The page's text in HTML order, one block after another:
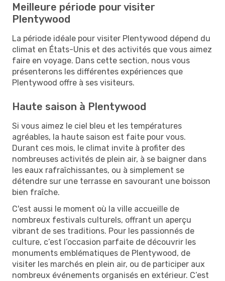
Meilleure période pour visiter
Plentywood
La période idéale pour visiter Plentywood dépend du
climat en États-Unis et des activités que vous aimez
faire en voyage. Dans cette section, nous vous
présenterons les différentes expériences que
Plentywood offre à ses visiteurs.
Haute saison à Plentywood
Si vous aimez le ciel bleu et les températures
agréables, la haute saison est faite pour vous.
Durant ces mois, le climat invite à profiter des
nombreuses activités de plein air, à se baigner dans
les eaux rafraîchissantes, ou à simplement se
détendre sur une terrasse en savourant une boisson
bien fraîche.
C'est aussi le moment où la ville accueille de
nombreux festivals culturels, offrant un aperçu
vibrant de ses traditions. Pour les passionnés de
culture, c’est l’occasion parfaite de découvrir les
monuments emblématiques de Plentywood, de
visiter les marchés en plein air, ou de participer aux
nombreux événements organisés en extérieur. C’est